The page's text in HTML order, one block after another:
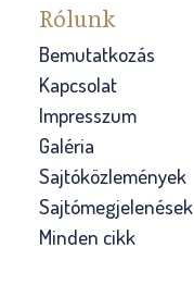
Rólunk
Bemutatkozás
Kapcsolat
Impresszum
Galéria
Sajtóközlemények
Sajtómegjelenések
Minden cikk